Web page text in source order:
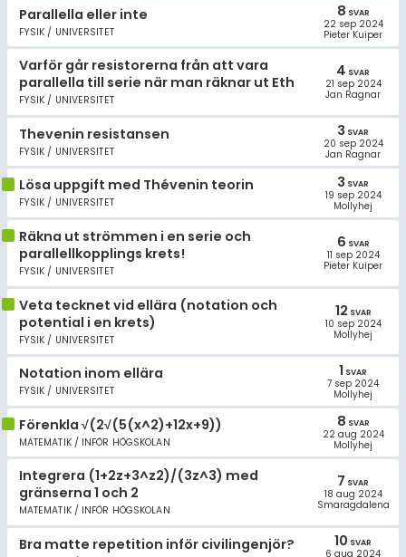
Parallella eller inte
FYSIK / UNIVERSITET
8 SVAR
22 sep 2024
Pieter Kuiper
Varför går resistorerna från att vara
parallella till serie när man räknar ut Eth
FYSIK / UNIVERSITET
4 SVAR
21 sep 2024
Jan Ragnar
Thevenin resistansen
FYSIK / UNIVERSITET
3 SVAR
20 sep 2024
Jan Ragnar
Lösa uppgift med Thévenin teorin
FYSIK / UNIVERSITET
3 SVAR
19 sep 2024
Mollyhej
Räkna ut strömmen i en serie och
parallellkopplings krets!
FYSIK / UNIVERSITET
6 SVAR
11 sep 2024
Pieter Kuiper
Veta tecknet vid ellära (notation och
potential i en krets)
FYSIK / UNIVERSITET
12 SVAR
10 sep 2024
Mollyhej
Notation inom ellära
FYSIK / UNIVERSITET
1 SVAR
7 sep 2024
Mollyhej
Förenkla √(2√(5(x^2)+12x+9))
MATEMATIK / INFÖR HÖGSKOLAN
8 SVAR
22 aug 2024
Mollyhej
Integrera (1+2z+3^z2)/(3z^3) med
gränserna 1 och 2
MATEMATIK / INFÖR HÖGSKOLAN
7 SVAR
18 aug 2024
Smaragdalena
Bra matte repetition inför civilingenjör? 10 SVAR
6 aug 2024